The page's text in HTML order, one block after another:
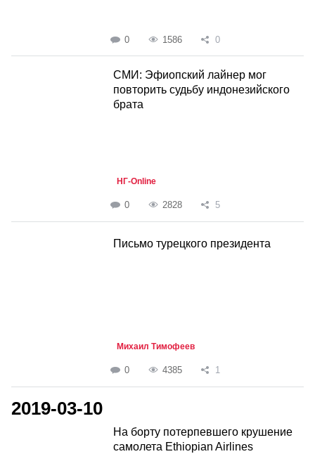
0 1586 0
СМИ: Эфиопский лайнер мог
повторить судьбу индонезийского
брата
НГ-Online
0 2828 5
Письмо турецкого президента
Михаил Тимофеев
0 4385 1
2019-03-10
На борту потерпевшего крушение
самолета Ethiopian Airlines